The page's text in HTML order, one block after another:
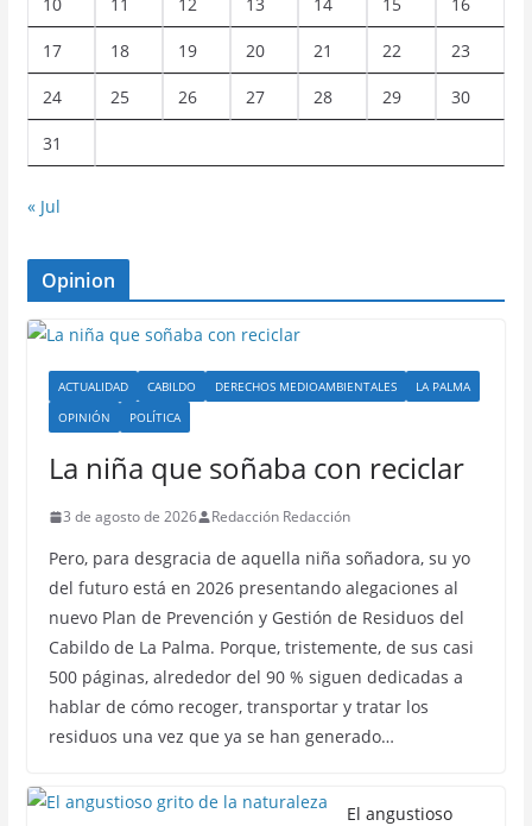
17 18 19 20 21 22 23
24 25 26 27 28 29 30
31
« Jul
Opinion
ACTUALIDAD CABILDO DERECHOS MEDIOAMBIENTALES
LA PALMA
OPINIÓN
POLÍTICA
La niña que soñaba con reciclar
3 de agosto de 2026 Redacción Redacción
Pero, para desgracia de aquella niña soñadora, su yo
del futuro está en 2026 presentando alegaciones al
nuevo Plan de Prevención y Gestión de Residuos del
Cabildo de La Palma. Porque, tristemente, de sus casi
500 páginas, alrededor del 90 % siguen dedicadas a
hablar de cómo recoger, transportar y tratar los
residuos una vez que ya se han generado…
El angustioso